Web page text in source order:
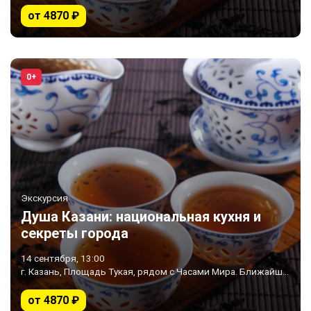
от 4870 ₽
0+
Экскурсия
Душа Казани: национальная кухня и
секреты города
14 сентября, 13:00
г. Казань, Площадь Тукая, рядом с Часами Мира. Ближайшее метро «Площадь Тукая»
от 4870 ₽